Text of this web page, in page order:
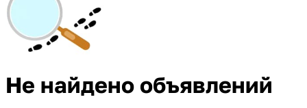
Не найдено объявлений